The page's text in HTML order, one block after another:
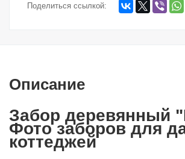
Поделиться ссылкой:
Описание
Забор деревянный
Фото заборов для
коттеджей